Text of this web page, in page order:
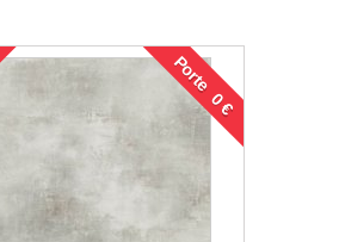
Porte 0 €